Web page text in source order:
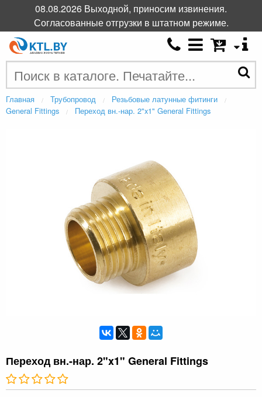
Главная Трубопровод
Резьбовые латунные фитинги
General Fittings
Переход вн.-нар. 2"x1" General Fittings
Переход вн.-нар. 2"x1" General Fittings
08.08.2026 Выходной, приносим извинения.
Согласованные отгрузки в штатном режиме.